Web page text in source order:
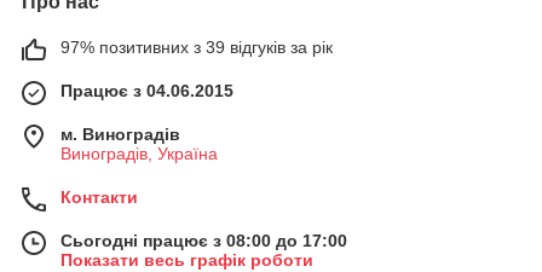
97% позитивних з 39 відгуків за рік
Працює з 04.06.2015
м. Виноградів
Виноградів, Україна
Контакти
Сьогодні працює з 08:00 до 17:00
Показати весь графік роботи